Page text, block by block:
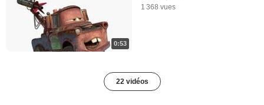
0:53
1 368 vues
22 vidéos